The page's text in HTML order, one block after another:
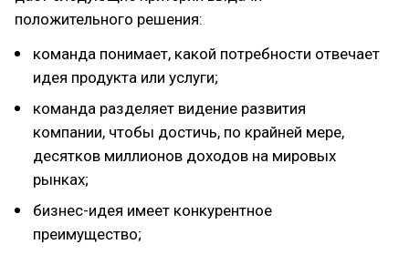
положительного решения:
команда понимает, какой потребности отвечает
идея продукта или услуги;
команда разделяет видение развития
компании, чтобы достичь, по крайней мере,
десятков миллионов доходов на мировых
рынках;
бизнес-идея имеет конкурентное
преимущество;